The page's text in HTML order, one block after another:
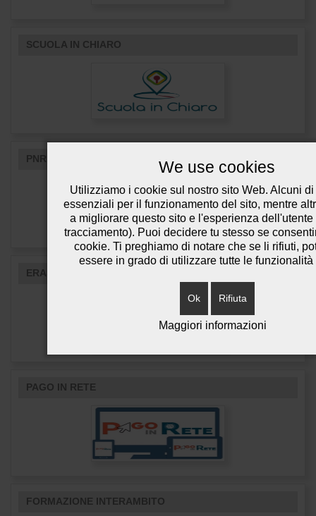
SCUOLA IN CHIARO
PNRR
ERASMUS+
PAGO IN RETE
FORMAZIONE INTERAMBITO
We use cookies
Utilizziamo i cookie sul nostro sito Web. Alcuni
essenziali per il funzionamento del sito, mentre
a migliorare questo sito e l'esperienza dell'utente
tracciamento). Puoi decidere tu stesso se
cookie. Ti preghiamo di notare che se li rifiuti,
essere in grado di utilizzare tutte le funzionalità
Ok Rifiuta
Maggiori informazioni